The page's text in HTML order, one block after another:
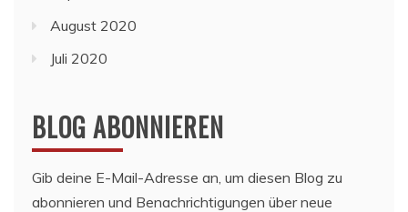
August 2020
Juli 2020
BLOG ABONNIEREN
Gib deine E-Mail-Adresse an, um diesen Blog zu
abonnieren und Benachrichtigungen über neue